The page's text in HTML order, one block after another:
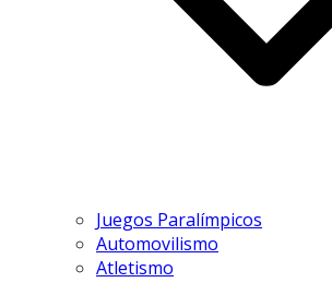
Juegos Paralímpicos
Automovilismo
Atletismo